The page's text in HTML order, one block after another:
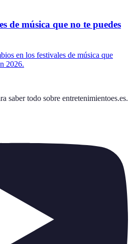
de música que no te puedes
en los festivales de música que
2026.
saber todo sobre entretenimientoes.es.